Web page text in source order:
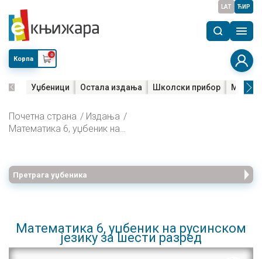
LAT ЋИР
Корпа
0
Уџбеници Остала издања Школски прибор Мала
Почетна страна
Издања
Математика 6, уџбеник на русинском језику за шести разред
Претрага уџбеника
Математика 6, уџбеник на русинском
језику за шести разред